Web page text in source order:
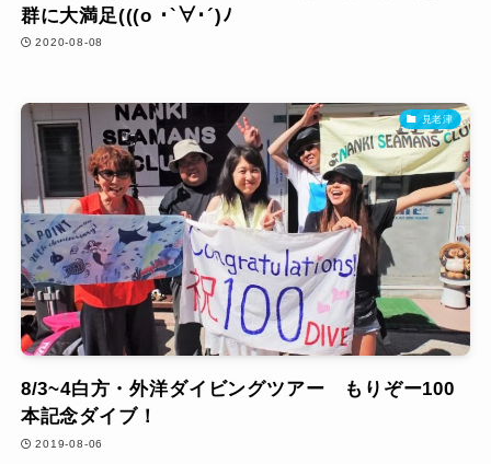
群に大満足(((o ･`∀･´)ﾉ
2020-08-08
見老津
8/3~4白方・外洋ダイビングツアー もりぞー100
本記念ダイブ！
2019-08-06